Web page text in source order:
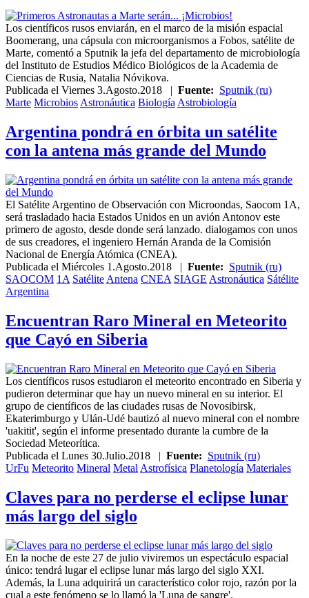
Los científicos rusos enviarán, en el marco de la misión espacial
Boomerang, una cápsula con microorganismos a Fobos, satélite de
Marte, comentó a Sputnik la jefa del departamento de microbiología
del Instituto de Estudios Médico Biológicos de la Academia de
Ciencias de Rusia, Natalia Nóvikova.
Publicada el Viernes 3.Agosto.2018 | Fuente: Sputnik (ru)
Marte MicrobiosAstronáutica BiologíaAstrobiología
Argentina pondrá en órbita un satélite
con la antena más grande del Mundo
El Satélite Argentino de Observación con Microondas, Saocom 1A,
será trasladado hacia Estados Unidos en un avión Antonov este
primero de agosto, desde donde será lanzado. dialogamos con unos
de sus creadores, el ingeniero Hernán Aranda de la Comisión
Nacional de Energía Atómica (CNEA).
Publicada el Miércoles 1.Agosto.2018 | Fuente: Sputnik (ru)
SAOCOM 1A Satélite Antena CNEA SIAGE Astronáutica Sátélite
Argentina
Encuentran Raro Mineral en Meteorito
que Cayó en Siberia
Los científicos rusos estudiaron el meteorito encontrado en Siberia y
pudieron determinar que hay un nuevo mineral en su interior. El
grupo de científicos de las ciudades rusas de Novosibirsk,
Ekaterimburgo y Ulán-Udé bautizó al nuevo mineral con el nombre
'uakitit', según el informe presentado durante la cumbre de la
Sociedad Meteorítica.
Publicada el Lunes 30.Julio.2018 | Fuente: Sputnik (ru)
UrFu Meteorito Mineral Metal Astrofísica Planetología Materiales
Claves para no perderse el eclipse lunar
más largo del siglo
En la noche de este 27 de julio viviremos un espectáculo espacial
único: tendrá lugar el eclipse lunar más largo del siglo XXI.
Además, la Luna adquirirá un característico color rojo, razón por la
cual a este fenómeno se lo llamó la 'Luna de sangre'.